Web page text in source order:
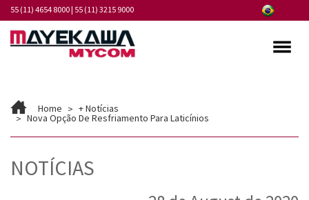
55 (11) 4654 8000| 55 (11) 3215 9000
Programa de Integridade
Produtos
Home + Notícias
Nova Opção De Resfriamento Para Laticínios
NOTÍCIAS